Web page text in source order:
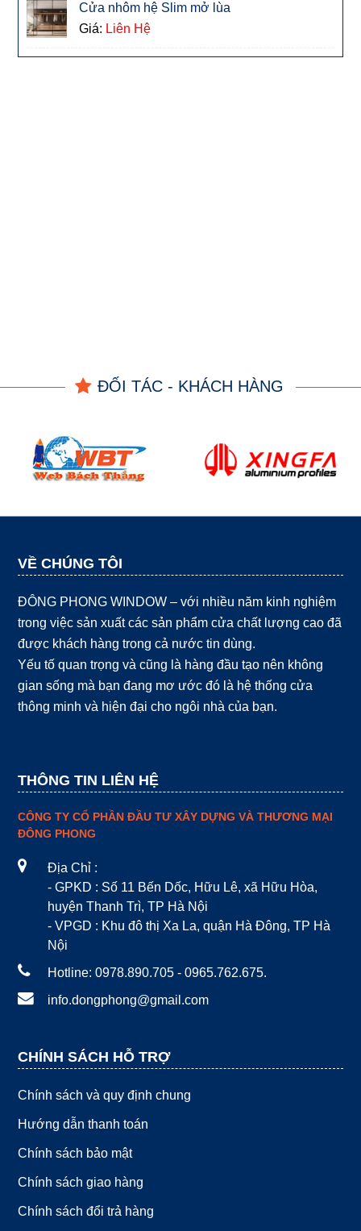
Cửa nhôm hệ Slim mở lùa
Giá: Liên Hệ
ĐỐI TÁC - KHÁCH HÀNG
VỀ CHÚNG TÔI
ĐÔNG PHONG WINDOW – với nhiều năm kinh nghiệm
trong việc sản xuất các sản phẩm cửa chất lượng cao đã
được khách hàng trong cả nước tin dùng.
Yếu tố quan trọng và cũng là hàng đầu tạo nên không
gian sống mà bạn đang mơ ước đó là hệ thống cửa
thông minh và hiện đại cho ngôi nhà của bạn.
THÔNG TIN LIÊN HỆ
CÔNG TY CỔ PHẦN ĐẦU TƯ XÂY DỰNG VÀ THƯƠNG MẠI
ĐÔNG PHONG
Địa Chỉ :
- GPKD : Số 11 Bến Dốc, Hữu Lê, xã Hữu Hòa,
huyện Thanh Trì, TP Hà Nội
- VPGD : Khu đô thị Xa La, quận Hà Đông, TP Hà
Nội
Hotline: 0978.890.705 - 0965.762.675.
info.dongphong@gmail.com
CHÍNH SÁCH HỖ TRỢ
Chính sách và quy định chung
Hướng dẫn thanh toán
Chính sách bảo mật
Chính sách giao hàng
Chính sách đổi trả hàng